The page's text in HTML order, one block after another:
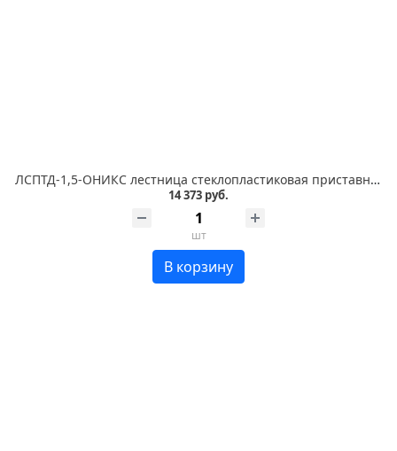
ЛСПТД-1,5-ОНИКС лестница стеклопластиковая приставная, трансформируемая в стремянку
14 373 руб.
шт
В корзину